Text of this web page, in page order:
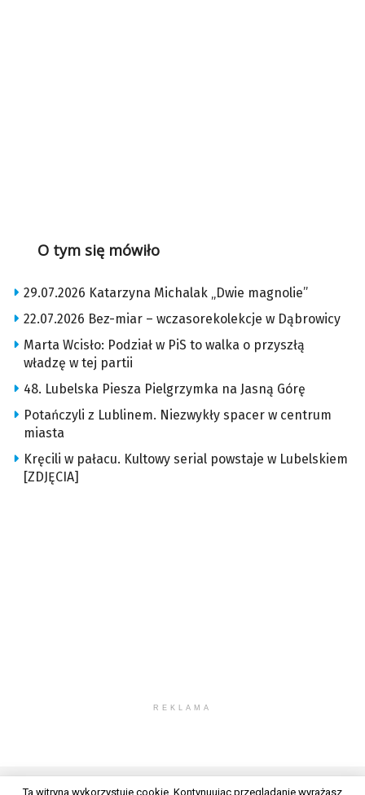
O tym się mówiło
29.07.2026 Katarzyna Michalak „Dwie magnolie”
22.07.2026 Bez-miar – wczasorekolekcje w Dąbrowicy
Marta Wcisło: Podział w PiS to walka o przyszłą
władzę w tej partii
48. Lubelska Piesza Pielgrzymka na Jasną Górę
Potańczyli z Lublinem. Niezwykły spacer w centrum
miasta
Kręcili w pałacu. Kultowy serial powstaje w Lubelskiem
[ZDJĘCIA]
REKLAMA
Ta witryna wykorzystuje cookie. Kontynuując przeglądanie wyrażasz